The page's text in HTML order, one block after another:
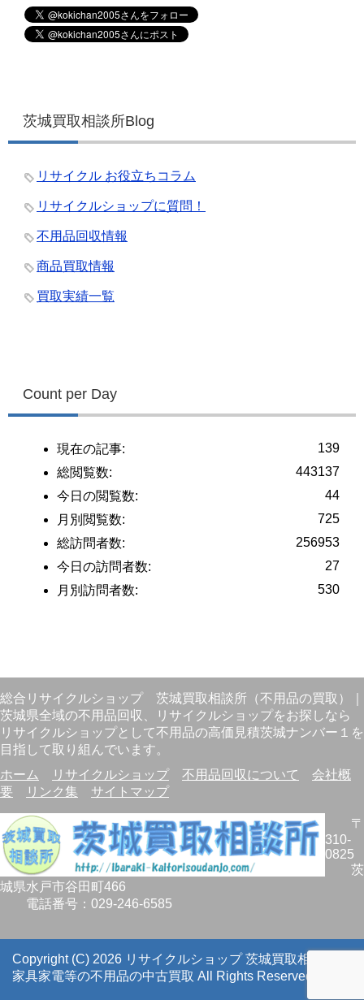
茨城買取相談所Blog
リサイクル お役立ちコラム
リサイクルショップに質問！
不用品回収情報
商品買取情報
買取実績一覧
Count per Day
139
現在の記事:
443137
総閲覧数:
44
今日の閲覧数:
725
月別閲覧数:
256953
総訪問者数:
27
今日の訪問者数:
530
月別訪問者数:
総合リサイクルショップ 茨城買取相談所（不用品の買取）
茨城県全域の不用品回収、リサイクルショップをお探しなら
リサイクルショップとして不用品の高価見積茨城ナンバー１を
目指して取り組んでいます。
ホーム
リサイクルショップ 不用品回収について
会社概
要
リンク集 サイトマップ
〒
310-
0825
茨
城県水戸市谷田町466
電話番号： 029-246-6585
Copyright (C) 2026 リサイクルショップ 茨城買取相談所｜
家具家電等の不用品の中古買取 All Rights Reserved.